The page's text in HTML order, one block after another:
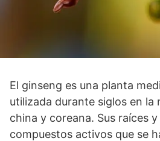
El ginseng es una planta
utilizada durante siglos en la
china y coreana. Sus raíces
compuestos activos que se